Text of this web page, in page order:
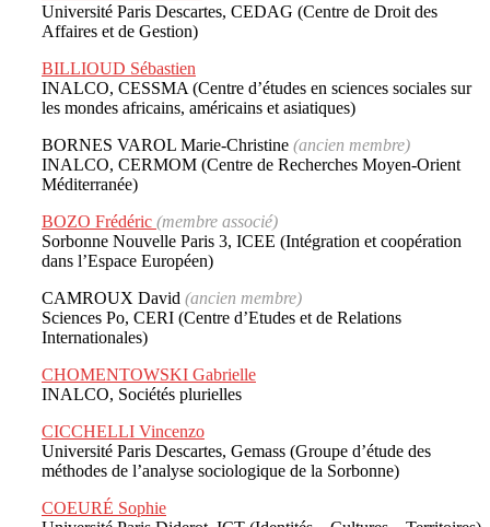
Université Paris Descartes, CEDAG (Centre de Droit des
Affaires et de Gestion)
BILLIOUD Sébastien
INALCO, CESSMA (Centre d’études en sciences sociales sur
les mondes africains, américains et asiatiques)
BORNES VAROL Marie-Christine (ancien membre)
INALCO, CERMOM (Centre de Recherches Moyen-Orient
Méditerranée)
BOZO Frédéric (membre associé)
Sorbonne Nouvelle Paris 3, ICEE (Intégration et coopération
dans l’Espace Européen)
CAMROUX David (ancien membre)
Sciences Po, CERI (Centre d’Etudes et de Relations
Internationales)
CHOMENTOWSKI Gabrielle
INALCO, Sociétés plurielles
CICCHELLI Vincenzo
Université Paris Descartes, Gemass (Groupe d’étude des
méthodes de l’analyse sociologique de la Sorbonne)
COEURÉ Sophie